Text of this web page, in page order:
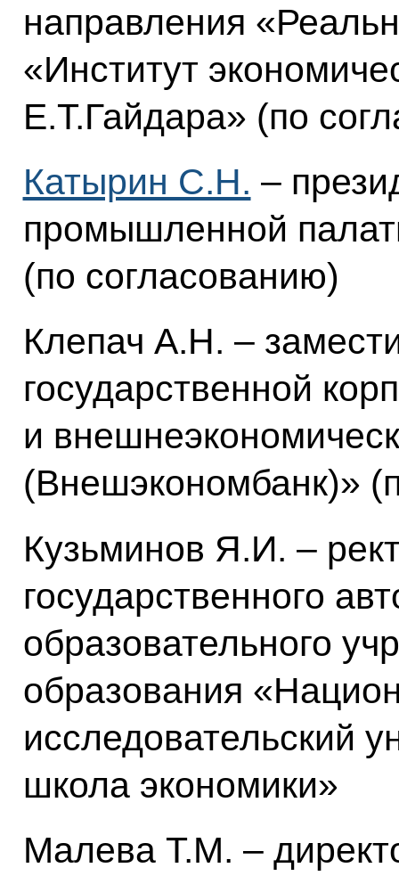
направления
«Институт
Е.Т.Гайдара» (по
Катырин С.Н. –
промышленной
(по согласованию)
Клепач А.Н. –
государственной
и
(Внешэкономбанк)»
Кузьминов Я.И. –
государственного
образовательного
образования
исследовательский
школа экономики»
Малева Т.М. –